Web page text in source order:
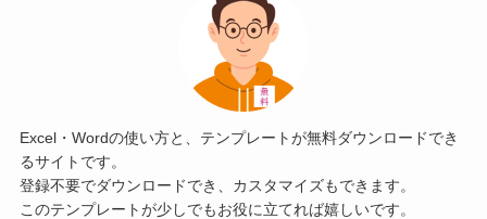
Excel・Wordの使い方と、テンプレートが無料ダウンロードでき
るサイトです。
登録不要でダウンロードでき、カスタマイズもできます。
このテンプレートが少しでもお役に立てれば嬉しいです。